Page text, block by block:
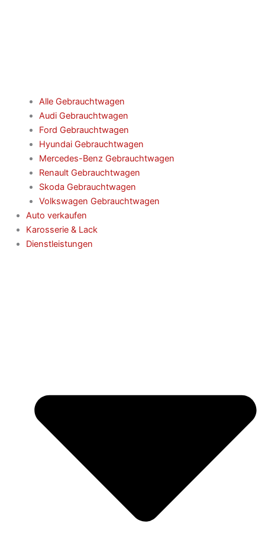
Alle Gebrauchtwagen
Audi Gebrauchtwagen
Ford Gebrauchtwagen
Hyundai Gebrauchtwagen
Mercedes-Benz Gebrauchtwagen
Renault Gebrauchtwagen
Skoda Gebrauchtwagen
Volkswagen Gebrauchtwagen
Auto verkaufen
Karosserie & Lack
Dienstleistungen